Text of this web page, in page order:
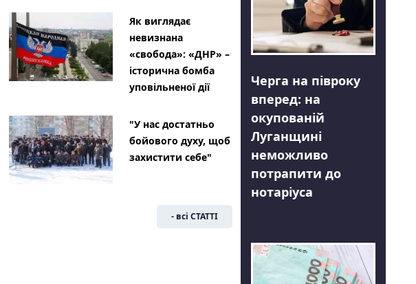
Як виглядає
невизнана
«свобода»: «ДНР» –
історична бомба
уповільненої дії
"У нас достатньо
бойового духу, щоб
захистити себе"
- всі СТАТТІ
Черга на півроку
вперед: на
окупованій
Луганщині
неможливо
потрапити до
нотаріуса